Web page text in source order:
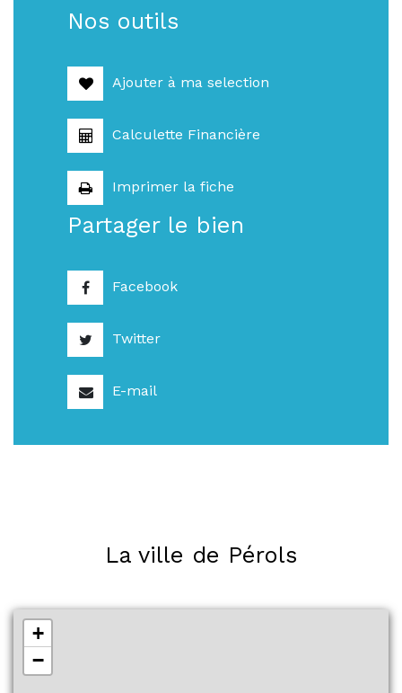
Nos outils
Ajouter à ma selection
Calculette Financière
Imprimer la fiche
Partager le bien
Facebook
Twitter
E-mail
La ville de Pérols
+
−